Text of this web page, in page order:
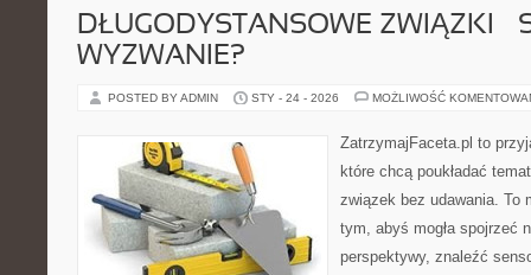
DŁUGODYSTANSOWE ZWIĄZKI –
WYZWANIE?
POSTED BY ADMIN STY - 24 - 2026 MOŻLIWOŚĆ
ZatrzymajFaceta.pl to
które chcą poukładać
związek bez udawania. To
tym, abyś mogła spojrzeć
perspektywy, znaleźć